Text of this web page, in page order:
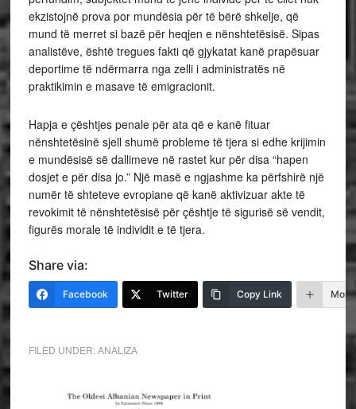
ekzistojnë prova por mundësia për të bërë shkelje, që
mund të merret si bazë për heqjen e nënshtetësisë. Sipas
analistëve, është tregues fakti që gjykatat kanë prapësuar
deportime të ndërmarra nga zelli i administratës në
praktikimin e masave të emigracionit.
Hapja e çështjes penale për ata që e kanë fituar
nënshtetësinë sjell shumë probleme të tjera si edhe krijimin
e mundësisë së dallimeve në rastet kur për disa “hapen
dosjet e për disa jo.” Një masë e ngjashme ka përfshirë një
numër të shteteve evropiane që kanë aktivizuar akte të
revokimit të nënshtetësisë për çështje të sigurisë së vendit,
figurës morale të individit e të tjera.
Share via:
Facebook Twitter Copy Link More
FILED UNDER:ANALIZA